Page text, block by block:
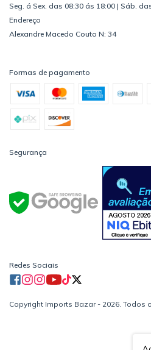
Seg. á Sex. das 08:30 ás 18:00 | Sáb.
Endereço
Alexandre Macedo Couto N: 34
Formas de pagamento
Segurança
Redes Sociais
Copyright Imports Bazar - 2026. Todos